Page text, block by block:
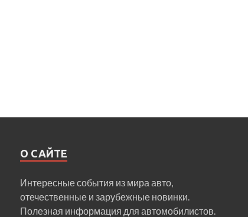
О САЙТЕ
Интересные события из мира авто,
отечественные и зарубежные новинки.
Полезная информация для автомобилистов.